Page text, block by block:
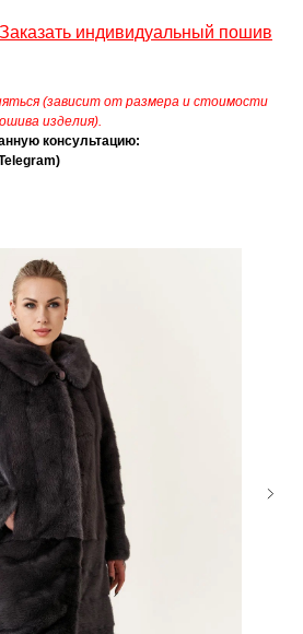
Заказать индивидуальный пошив
(зависит от размера и стоимости
изделия).
консультацию: